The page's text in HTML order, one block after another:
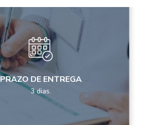
PRAZO DE ENTREGA
3 dias.